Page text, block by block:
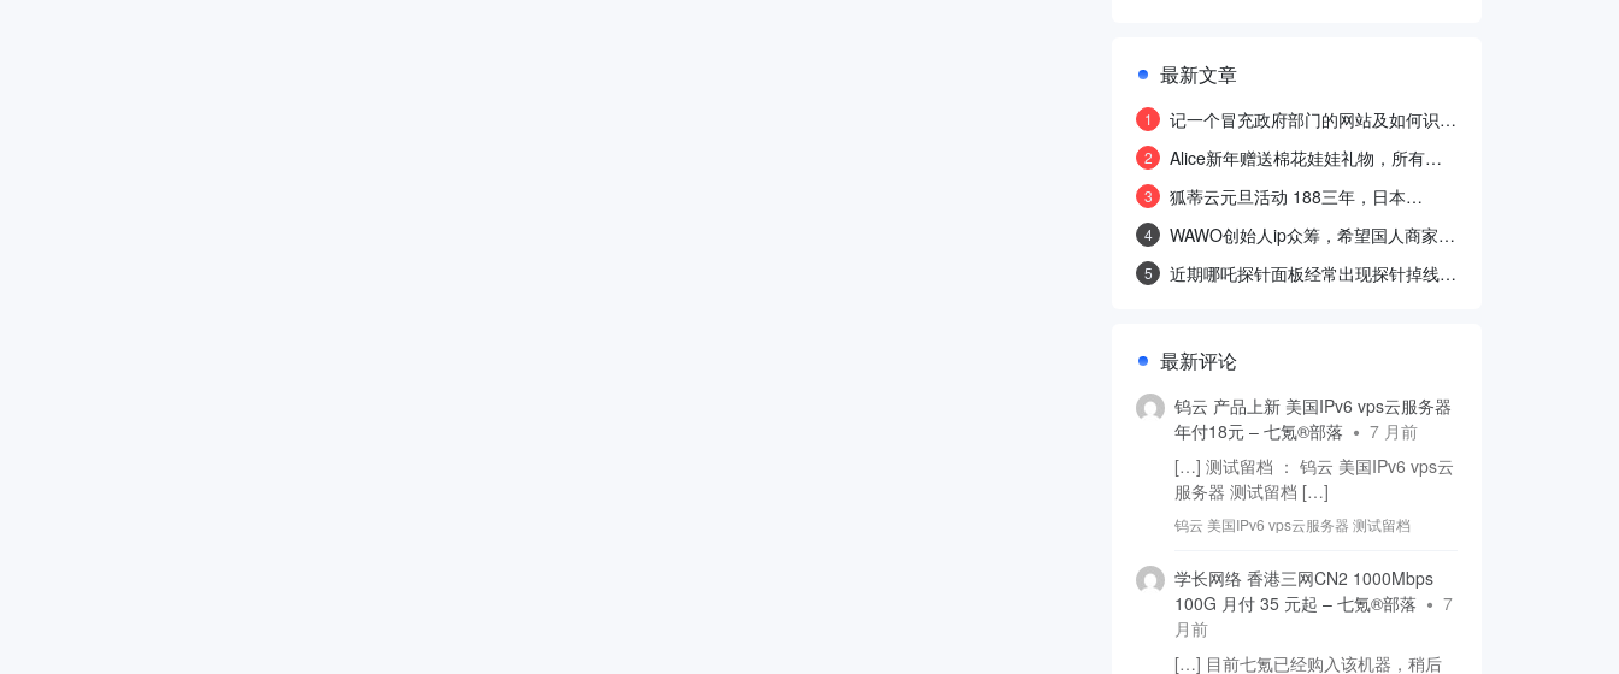
最新文章
1
记一个冒充政府部门的网站及如何识别
2
Alice新年赠送棉花娃娃礼物，所有累
3
狐蒂云元旦活动 188三年，日本
4
WAWO创始人ip众筹，希望国人商家越
5
近期哪吒探针面板经常出现探针掉线情
最新评论
钨云 产品上新 美国IPv6 vps云服务器
年付18元 – 七氪®部落
7 月前
[…] 测试留档 ： 钨云 美国IPv6 vps云
服务器 测试留档 […]
钨云 美国IPv6 vps云服务器 测试留档
学长网络 香港三网CN2 1000Mbps
100G 月付 35 元起 – 七氪®部落
7
月前
[…] 目前七氪已经购入该机器，稍后